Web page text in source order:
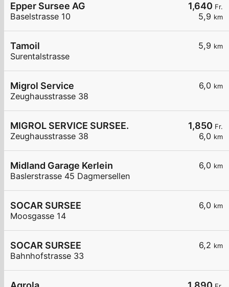
1,640 Fr.
5,9 km
Epper Sursee AG
Baselstrasse 10
5,9 km
Tamoil
Surentalstrasse
6,0 km
Migrol Service
Zeughausstrasse 38
1,850 Fr.
6,0 km
MIGROL SERVICE SURSEE.
Zeughausstrasse 38
6,0 km
Midland Garage Kerlein
Baslerstrasse 45 Dagmersellen
6,0 km
SOCAR SURSEE
Moosgasse 14
6,2 km
SOCAR SURSEE
Bahnhofstrasse 33